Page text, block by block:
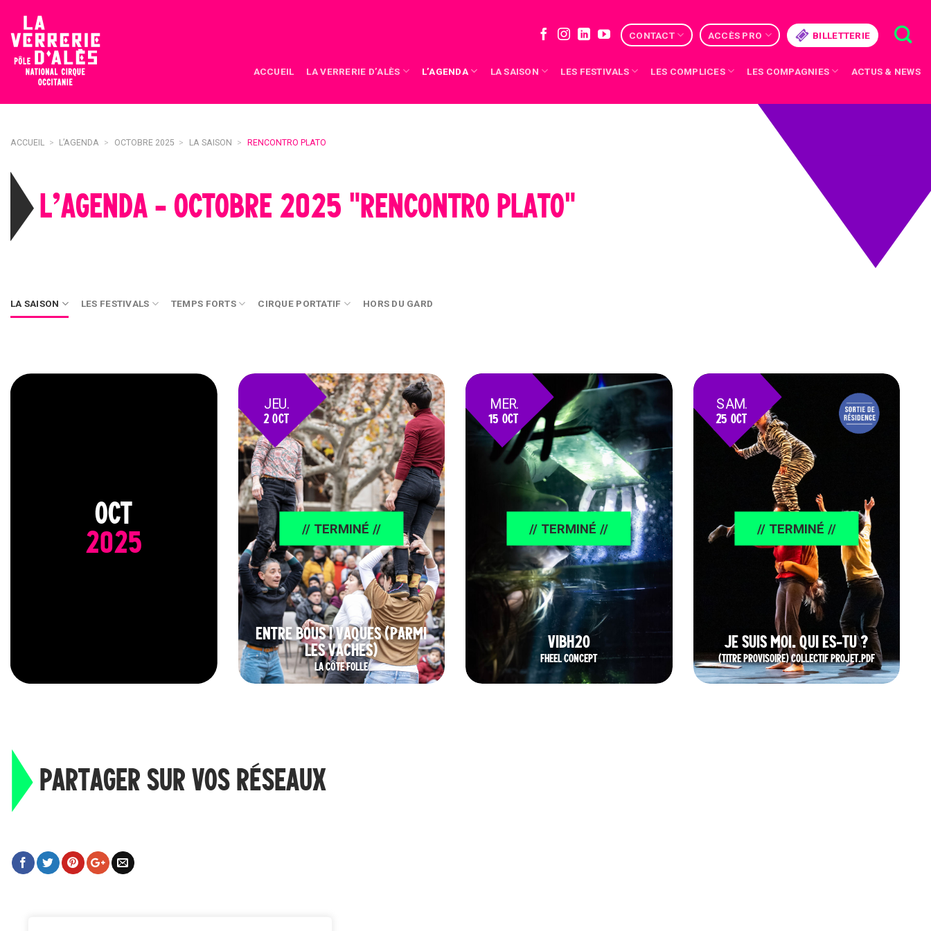
content
CONTACT ACCÈS PRO BILLETTERIE
ACCUEIL LA VERRERIE D’ALÈS L’AGENDA LA SAISON LES FESTIVALS LES COMPLICES LES COMPAGNIES ACTUS & NEWS
ACCUEIL > L’AGENDA > OCTOBRE 2025 > LA SAISON > RENCONTRO PLATO
L’AGENDA - OCTOBRE 2025 "RENCONTRO PLATO"
LA SAISON LES FESTIVALS TEMPS FORTS CIRQUE PORTATIF HORS DU GARD
OCT
2025
JEU.
2 OCT
25
// TERMINÉ //
ENTRE BOUS I VAQUES (PARMI
LES VACHES)
LA CÔTE FOLLE
MER.
15 OCT
25
// TERMINÉ //
VIBH2O
FHEEL CONCEPT
SAM.
25 OCT
25
// TERMINÉ //
JE SUIS MOI. QUI ES-TU ?
(TITRE PROVISOIRE) COLLECTIF PROJET.PDF
PARTAGER SUR VOS RÉSEAUX